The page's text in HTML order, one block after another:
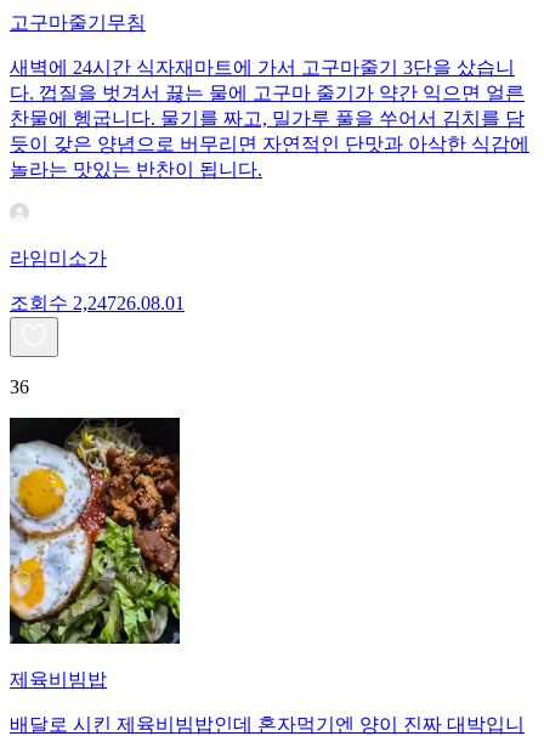
고구마줄기무침
새벽에 24시간 식자재마트에 가서 고구마줄기 3단을 샀습니
다. 껍질을 벗겨서 끓는 물에 고구마 줄기가 약간 익으면 얼른
찬물에 헹굽니다. 물기를 짜고, 밀가루 풀을 쑤어서 김치를 담
듯이 갖은 양념으로 버무리면 자연적인 단맛과 아삭한 식감에
놀라는 맛있는 반찬이 됩니다.
라임미소가
조회수 2,24726.08.01
36
제육비빔밥
배달로 시킨 제육비빔밥인데 혼자먹기엔 양이 진짜 대박입니